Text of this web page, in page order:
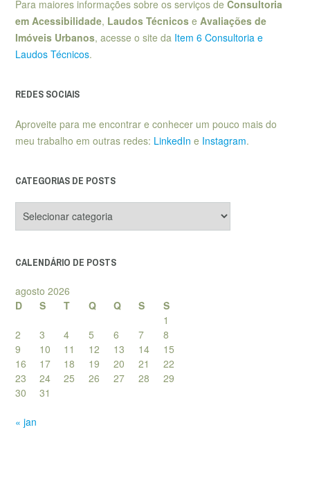
Para maiores informações sobre os serviços de Consultoria
em Acessibilidade, Laudos Técnicos e Avaliações de
Imóveis Urbanos, acesse o site da Item 6 Consultoria e
Laudos Técnicos.
REDES SOCIAIS
Aproveite para me encontrar e conhecer um pouco mais do
meu trabalho em outras redes: LinkedIn e Instagram.
CATEGORIAS DE POSTS
de
CALENDÁRIO DE POSTS
agosto 2026
D
S T Q Q S
S
1
2
3 4 5 6 7
8
9
10 11 12 13 14
15
16
17 18 19 20 21
22
23
24 25 26 27 28
29
30
31
« jan